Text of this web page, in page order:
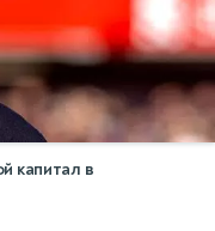
капитал в